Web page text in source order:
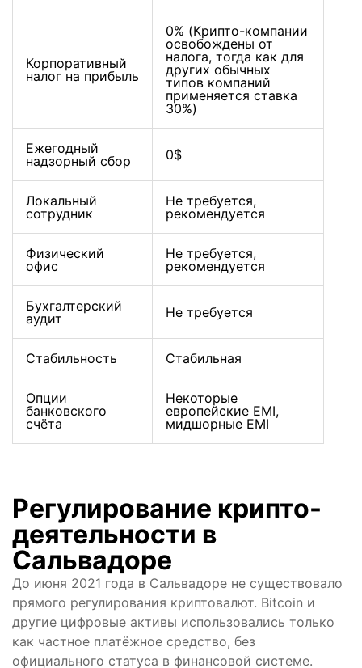
Корпоративный
налог на прибыль
0% (Крипто-компании
освобождены от
налога, тогда как для
других обычных
типов компаний
применяется ставка
30%)
Ежегодный
надзорный сбор
0$
Локальный
сотрудник
Не требуется,
рекомендуется
Физический
офис
Не требуется,
рекомендуется
Бухгалтерский
аудит
Не требуется
Стабильность Стабильная
Опции
банковского
счёта
Некоторые
европейские EMI,
мидшорные EMI
Регулирование крипто-
деятельности в
Сальвадоре
До июня 2021 года в Сальвадоре не существовало
прямого регулирования криптовалют. Bitcoin и
другие цифровые активы использовались только
как частное платёжное средство, без
официального статуса в финансовой системе.